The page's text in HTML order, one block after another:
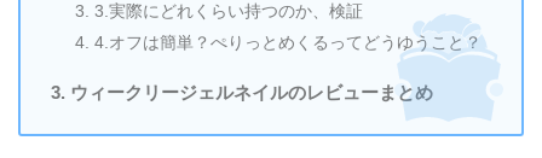
3.実際にどれくらい持つのか、検証
4.オフは簡単？ぺりっとめくるってどうゆうこと？
ウィークリージェルネイルのレビューまとめ